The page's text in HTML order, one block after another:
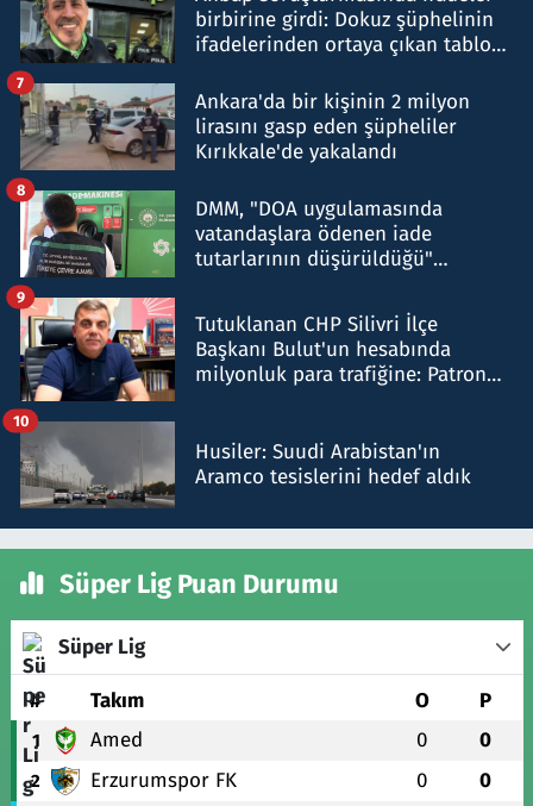
birbirine girdi: Dokuz şüphelinin
ifadelerinden ortaya çıkan tablo
Ankara'da bir kişinin 2 milyon
lirasını gasp eden şüpheliler
Kırıkkale'de yakalandı
7
DMM, "DOA uygulamasında
vatandaşlara ödenen iade
tutarlarının düşürüldüğü"
8
Tutuklanan CHP Silivri İlçe
Başkanı Bulut'un hesabında
milyonluk para trafiğine: Patron
9
Husiler: Suudi Arabistan'ın
Aramco tesislerini hedef aldık
10
Süper Lig Puan Durumu
Süper Lig
# Takım O P
1 Amed 0 0
2 Erzurumspor FK 0 0